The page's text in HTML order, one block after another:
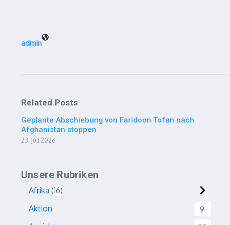
admin
Related Posts
Geplante Abschiebung von Faridoon Tofan nach
Afghanistan stoppen
23. Juli 2026
Unsere Rubriken
Afrika 16
Aktion
9